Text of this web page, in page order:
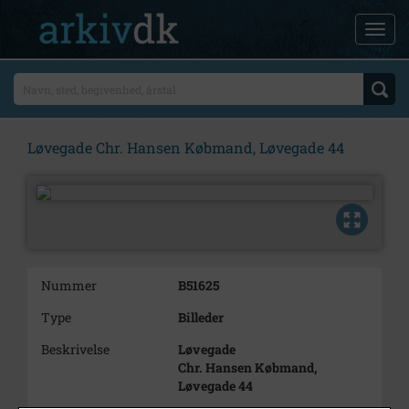
Løvegade Chr. Hansen Købmand, Løvegade 44
Nummer
B51625
Type
Billeder
Beskrivelse
Løvegade
Chr. Hansen Købmand,
Løvegade 44